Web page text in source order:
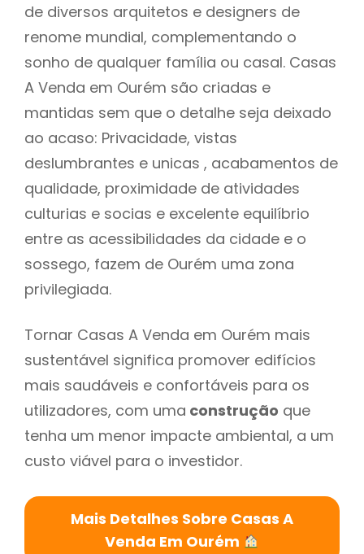
de diversos arquitetos e designers de
renome mundial, complementando o
sonho de qualquer família ou casal. Casas
A Venda em Ourém são criadas e
mantidas sem que o detalhe seja deixado
ao acaso: Privacidade, vistas
deslumbrantes e unicas , acabamentos de
qualidade, proximidade de atividades
culturias e socias e excelente equilíbrio
entre as acessibilidades da cidade e o
sossego, fazem de Ourém uma zona
privilegiada.
Tornar Casas A Venda em Ourém mais
sustentável significa promover edifícios
mais saudáveis e confortáveis para os
utilizadores, com uma construção que
tenha um menor impacte ambiental, a um
custo viável para o investidor.
Mais Detalhes Sobre Casas A
Venda Em Ourém